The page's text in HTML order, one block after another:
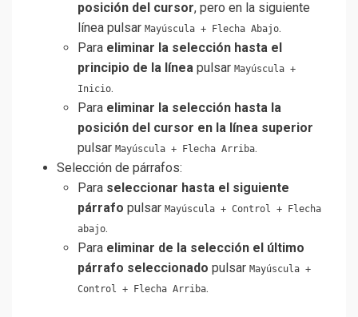
posición del cursor, pero en la siguiente
línea pulsar Mayúscula + Flecha Abajo.
Para eliminar la selección hasta el
principio de la línea pulsar Mayúscula +
Inicio.
Para eliminar la selección hasta la
posición del cursor en la línea superior
pulsar Mayúscula + Flecha Arriba.
Selección de párrafos:
Para seleccionar hasta el siguiente
párrafo pulsar Mayúscula + Control + Flecha
abajo.
Para eliminar de la selección el último
párrafo seleccionado pulsar Mayúscula +
Control + Flecha Arriba.